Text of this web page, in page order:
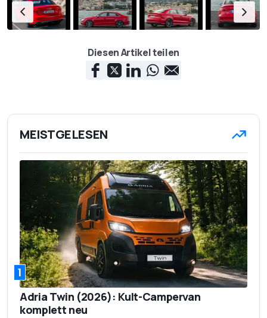
Diesen Artikel teilen
MEISTGELESEN
1
Adria Twin (2026): Kult-Campervan
komplett neu